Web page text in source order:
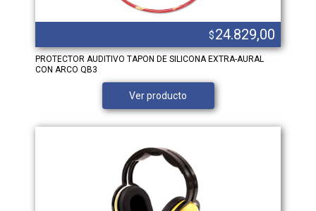
$24.829,00
PROTECTOR AUDITIVO TAPON DE SILICONA EXTRA-AURAL
CON ARCO QB3
Ver producto